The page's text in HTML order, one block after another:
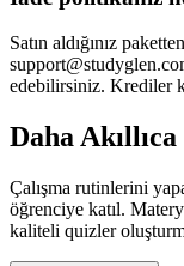
Satın aldığınız
edebilirsiniz. Krediler
Daha Akıllıca
Çalışma rutinlerini
öğrenciye katıl.
kaliteli quizler